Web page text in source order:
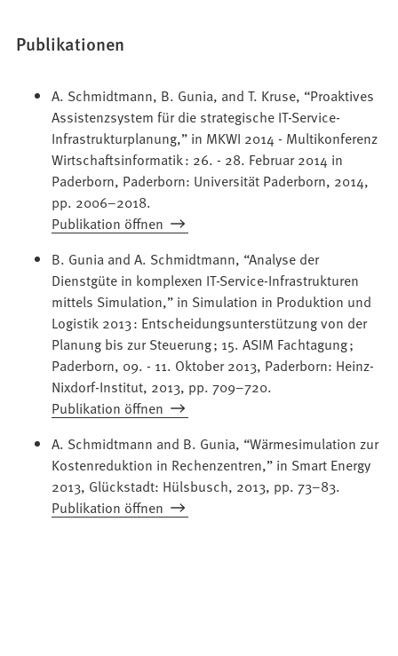
Publikationen
A. Schmidtmann, B. Gunia, and T. Kruse, “Proaktives
Assistenzsystem für die strategische IT-Service-
Infrastrukturplanung,” in MKWI 2014 - Multikonferenz
Wirtschaftsinformatik : 26. - 28. Februar 2014 in
Paderborn, Paderborn: Universität Paderborn, 2014,
pp. 2006–2018.
Publikation öffnen
B. Gunia and A. Schmidtmann, “Analyse der
Dienstgüte in komplexen IT-Service-Infrastrukturen
mittels Simulation,” in Simulation in Produktion und
Logistik 2013 : Entscheidungsunterstützung von der
Planung bis zur Steuerung ; 15. ASIM Fachtagung ;
Paderborn, 09. - 11. Oktober 2013, Paderborn: Heinz-
Nixdorf-Institut, 2013, pp. 709–720.
Publikation öffnen
A. Schmidtmann and B. Gunia, “Wärmesimulation zur
Kostenreduktion in Rechenzentren,” in Smart Energy
2013, Glückstadt: Hülsbusch, 2013, pp. 73–83.
Publikation öffnen